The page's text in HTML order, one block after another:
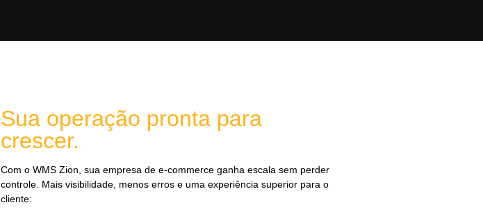
Sua operação pronta para
crescer.
Com o WMS Zion, sua empresa de e-commerce ganha escala sem perder
controle. Mais visibilidade, menos erros e uma experiência superior para o
cliente: